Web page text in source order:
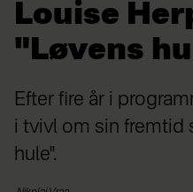
Louise
"Løvens
Efter fire år i
i tvivl om sin fremtid
hule".